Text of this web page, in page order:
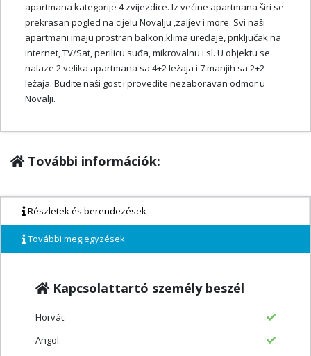
apartmana kategorije 4 zvijezdice. Iz većine apartmana širi se
prekrasan pogled na cijelu Novalju ,zaljev i more. Svi naši
apartmani imaju prostran balkon,klima uređaje, priključak na
internet, TV/Sat, perilicu suđa, mikrovalnu i sl. U objektu se
nalaze 2 velika apartmana sa 4+2 ležaja i 7 manjih sa 2+2
ležaja. Budite naši gost i provedite nezaboravan odmor u
Novalji.
További információk:
Részletek és berendezések
További megjegyzések
Kapcsolattartó személy beszél
Horvát:
Angol: